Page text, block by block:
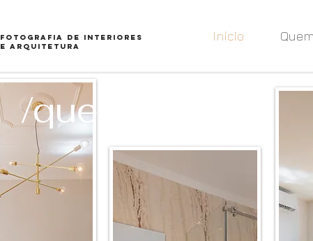
Fotografia de interiores
e arquitetura
Início
/quem somos